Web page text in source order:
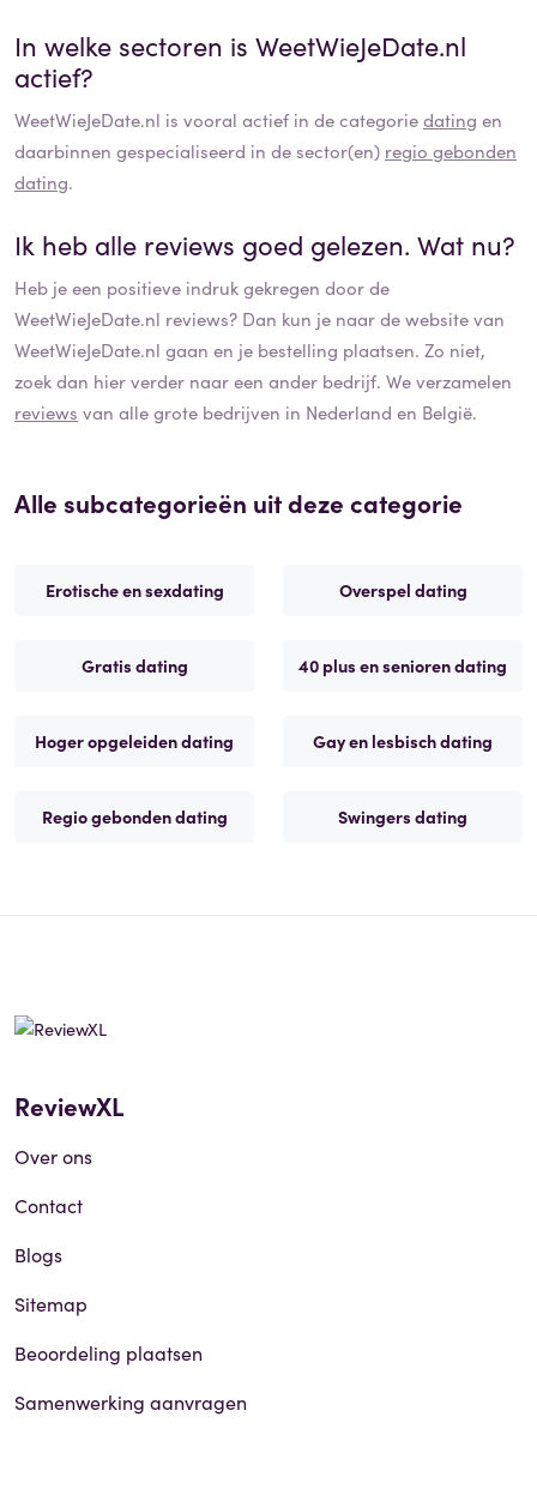
In welke sectoren is WeetWieJeDate.nl
actief?
WeetWieJeDate.nl is vooral actief in de categoriedating en
daarbinnen gespecialiseerd in de sector(en) regio gebonden
dating.
Ik heb alle reviews goed gelezen. Wat nu?
Heb je een positieve indruk gekregen door de
WeetWieJeDate.nl reviews? Dan kun je naar de website van
WeetWieJeDate.nl gaan en je bestelling plaatsen. Zo niet,
zoek dan hier verder naar een ander bedrijf. We verzamelen
reviews van alle grote bedrijven in Nederland en België.
Alle subcategorieën uit deze categorie
Erotische en sexdating Overspel dating
Gratis dating 40 plus en senioren dating
Hoger opgeleiden dating Gay en lesbisch dating
Regio gebonden dating Swingers dating
ReviewXL
Over ons
Contact
Blogs
Sitemap
Beoordeling plaatsen
Samenwerking aanvragen